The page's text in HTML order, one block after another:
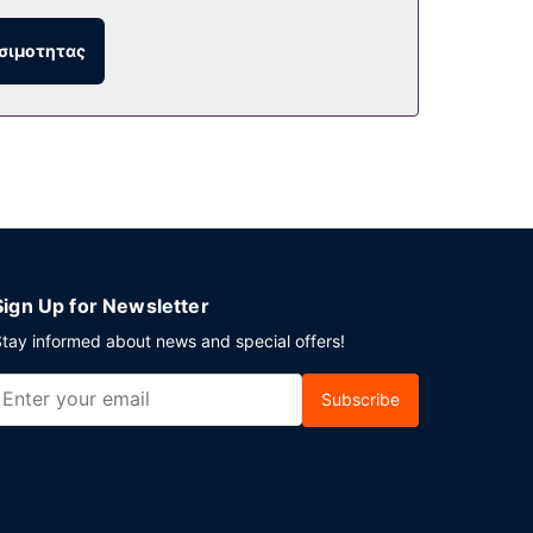
μια τυχερή νύχτα στο καζίνο αποτελεί τον
κατάστημα δώρων/περίπτερο με
από και προς το αεροδρόμιο είναι
Up for Newsletter
informed about news and special offers!
Subscribe